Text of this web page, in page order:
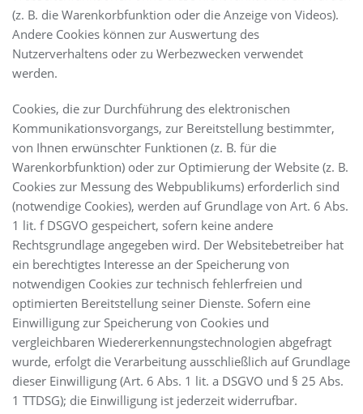
(z. B. die Warenkorbfunktion oder die Anzeige von Videos).
Andere Cookies können zur Auswertung des
Nutzerverhaltens oder zu Werbezwecken verwendet
werden.
Cookies, die zur Durchführung des elektronischen
Kommunikationsvorgangs, zur Bereitstellung bestimmter,
von Ihnen erwünschter Funktionen (z. B. für die
Warenkorbfunktion) oder zur Optimierung der Website (z. B.
Cookies zur Messung des Webpublikums) erforderlich sind
(notwendige Cookies), werden auf Grundlage von Art. 6 Abs.
1 lit. f DSGVO gespeichert, sofern keine andere
Rechtsgrundlage angegeben wird. Der Websitebetreiber hat
ein berechtigtes Interesse an der Speicherung von
notwendigen Cookies zur technisch fehlerfreien und
optimierten Bereitstellung seiner Dienste. Sofern eine
Einwilligung zur Speicherung von Cookies und
vergleichbaren Wiedererkennungstechnologien abgefragt
wurde, erfolgt die Verarbeitung ausschließlich auf Grundlage
dieser Einwilligung (Art. 6 Abs. 1 lit. a DSGVO und § 25 Abs.
1 TTDSG); die Einwilligung ist jederzeit widerrufbar.